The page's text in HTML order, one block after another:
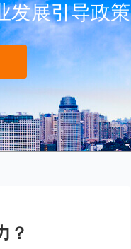
发展引导政策
？